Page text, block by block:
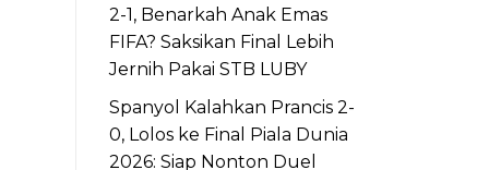
2-1, Benarkah Anak Emas
FIFA? Saksikan Final Lebih
Jernih Pakai STB LUBY
Spanyol Kalahkan Prancis 2-
0, Lolos ke Final Piala Dunia
2026: Siap Nonton Duel